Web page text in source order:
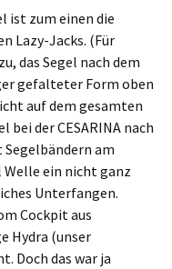
ist zum einen die
Lazy-Jacks. (Für
das Segel nach dem
gefalteter Form oben
auf dem gesamten
bei der CESARINA nach
am
Welle ein nicht ganz
Unterfangen.
Cockpit aus
Hydra (unser
Doch das war ja